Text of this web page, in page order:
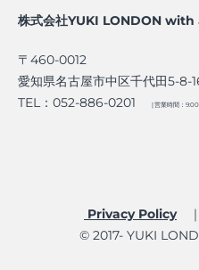
株式会社YUKI LONDON
〒460-0012
愛知県名古屋市中区千代田5-8-
TEL：052-886-0201
［営業時間：
Privacy Policy
© 2017- YUKI